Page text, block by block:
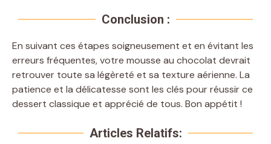
Conclusion :
En suivant ces étapes soigneusement et en évitant les
erreurs fréquentes, votre mousse au chocolat devrait
retrouver toute sa légèreté et sa texture aérienne. La
patience et la délicatesse sont les clés pour réussir ce
dessert classique et apprécié de tous. Bon appétit !
Articles Relatifs: